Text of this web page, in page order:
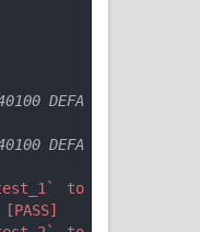
DEFA
DEFA
to